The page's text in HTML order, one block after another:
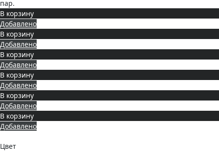
пар.
В корзину
Добавлено
В корзину
Добавлено
В корзину
Добавлено
В корзину
Добавлено
В корзину
Добавлено
В корзину
Добавлено
Цвет